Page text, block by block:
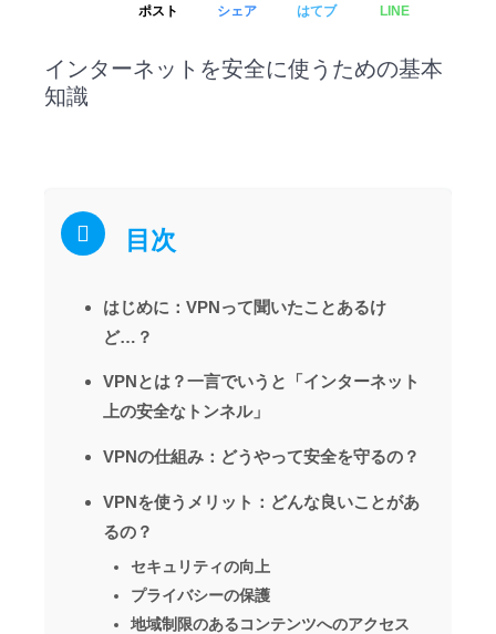
ポスト シェア はてブ LINE
インターネットを安全に使うための基本
知識
目次
はじめに：VPNって聞いたことあるけ
ど…？
VPNとは？一言でいうと「インターネット
上の安全なトンネル」
VPNの仕組み：どうやって安全を守るの？
VPNを使うメリット：どんな良いことがあ
るの？
セキュリティの向上
プライバシーの保護
地域制限のあるコンテンツへのアクセス